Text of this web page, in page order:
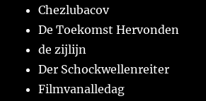
Chezlubacov
De Toekomst Hervonden
de zijlijn
Der Schockwellenreiter
Filmvanalledag